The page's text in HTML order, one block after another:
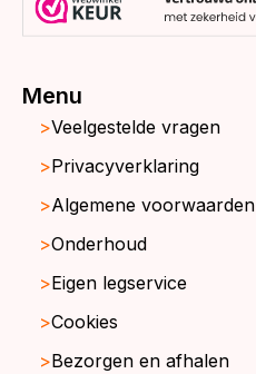
Menu
Veelgestelde vragen
Privacyverklaring
Algemene voorwaarden
Onderhoud
Eigen legservice
Cookies
Bezorgen en afhalen